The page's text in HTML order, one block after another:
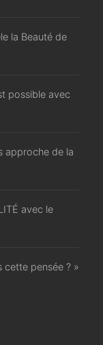
la Beauté de
possible avec
approche de la
avec le
cette pensée ? »